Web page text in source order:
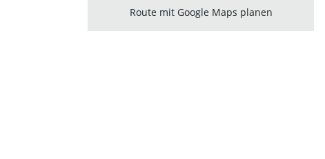
Route mit Google Maps planen